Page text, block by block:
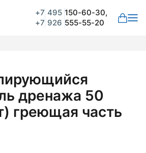
+7 495 150-60-30,
+7 926 555-55-20
дренажа 50
греющая часть